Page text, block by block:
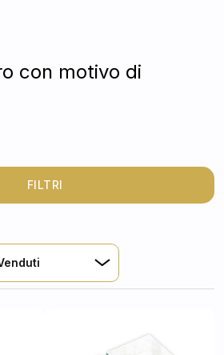
con motivo di
FILTRI